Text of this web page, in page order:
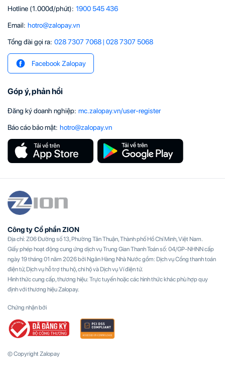
Hotline (1.000đ/phút): 1900 545 436
Email: hotro@zalopay.vn
Tổng đài gọi ra: 028 7307 7068| 028 7307 5068
Facebook Zalopay
Góp ý, phản hồi
Đăng ký doanh nghiệp: mc.zalopay.vn/user-register
Báo cáo bảo mật: hotro@zalopay.vn
Công ty Cổ phần ZION
Địa chỉ: Z06 Đường số 13, Phường Tân Thuận, Thành phố Hồ Chí Minh, Việt Nam.
Giấy phép hoạt động cung ứng dịch vụ Trung Gian Thanh Toán số: 04/GP-NHNN cấp
ngày 19 tháng 01 năm 2026 bởi Ngân Hàng Nhà Nước gồm: Dịch vụ Cổng thanh toán
điện tử, Dịch vụ hỗ trợ thu hộ, chi hộ và Dịch vụ Ví điện tử.
Hình thức cung cấp, thương hiệu: Trực tuyến hoặc các hình thức khác phù hợp quy
định với thương hiệu Zalopay.
Chứng nhận bởi
© Copyright Zalopay